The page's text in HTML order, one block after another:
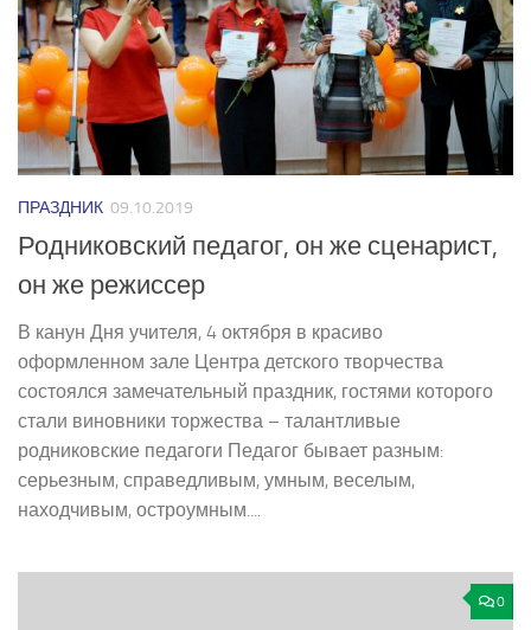
ПРАЗДНИК 09.10.2019
Родниковский педагог, он же сценарист,
он же режиссер
В канун Дня учителя, 4 октября в красиво
оформленном зале Центра детского творчества
состоялся замечательный праздник, гостями которого
стали виновники торжества – талантливые
родниковские педагоги Педагог бывает разным:
серьезным, справедливым, умным, веселым,
находчивым, остроумным....
0